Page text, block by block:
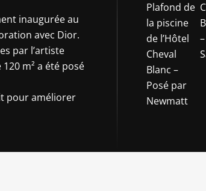
inaugurée au
avec Dior.
par l’artiste
m² a été posé
pour améliorer
Plafond de
la piscine
de l’Hôtel
Cheval
Blanc –
Posé par
Newmatt
–